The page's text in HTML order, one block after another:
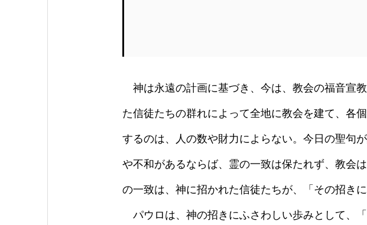
神は永遠の計画に基づき、今は、教会の福音宣
た信徒たちの群れによって全地に教会を建て、各
するのは、人の数や財力によらない。今日の聖句
や不和があるならば、霊の一致は保たれず、教会
の一致は、神に招かれた信徒たちが、「その招き
パウロは、神の招きにふさわしい歩みとして、